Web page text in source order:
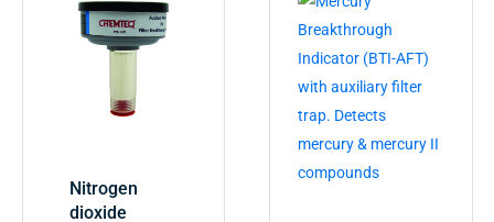
Nitrogen
dioxide